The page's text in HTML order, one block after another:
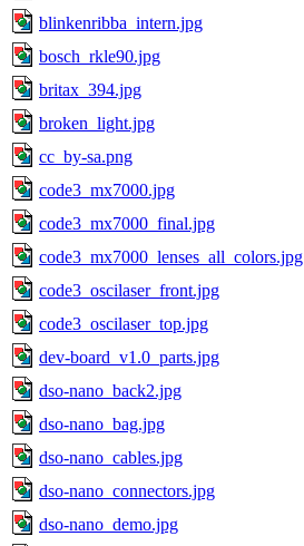
blinkenribba_intern.jpg
bosch_rkle90.jpg
britax_394.jpg
broken_light.jpg
cc_by-sa.png
code3_mx7000.jpg
code3_mx7000_final.jpg
code3_mx7000_lenses_all_colors.jpg
code3_oscilaser_front.jpg
code3_oscilaser_top.jpg
dev-board_v1.0_parts.jpg
dso-nano_back2.jpg
dso-nano_bag.jpg
dso-nano_cables.jpg
dso-nano_connectors.jpg
dso-nano_demo.jpg